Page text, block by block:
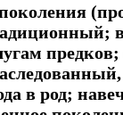
в род;